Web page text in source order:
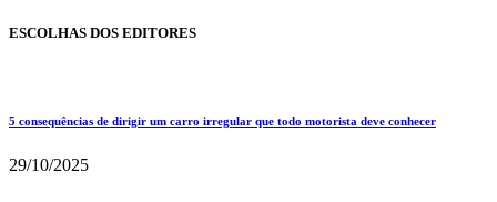
ESCOLHAS DOS EDITORES
5 consequências de dirigir um carro irregular que todo motorista deve conhecer
29/10/2025